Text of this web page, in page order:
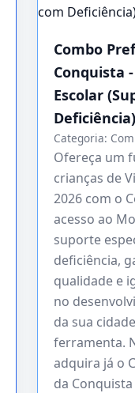
Combo
Conquista
Escolar
Deficiência)
Categoria:
Ofereça um
crianças de
2026 com o
acesso ao
suporte
deficiência,
qualidade e
no
da sua
ferramenta.
adquira já o
da Conquista